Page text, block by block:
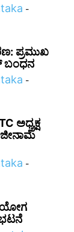
-
ಪ್ರಮುಖ
-
ಅಧ್ಯಕ್ಷ
-